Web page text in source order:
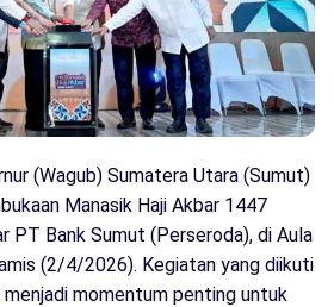
(Wagub) Sumatera Utara (Sumut)
Manasik Haji Akbar 1447
PT Bank Sumut (Perseroda), di Aula
(2/4/2026). Kegiatan yang diikuti
menjadi momentum penting untuk